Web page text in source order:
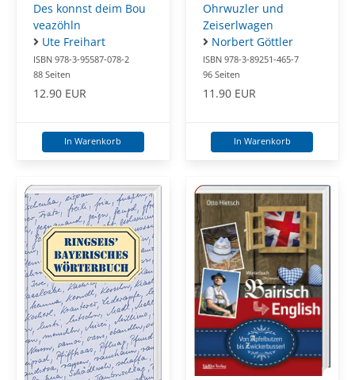
Des konnst deim Bou
veazöhln
Ute Freihart
ISBN 978-3-95587-078-2
88 Seiten
12.90 EUR
In Warenkorb
Ohrwuzler und
Zeiserlwagen
Norbert Göttler
ISBN 978-3-89251-465-7
96 Seiten
11.90 EUR
In Warenkorb